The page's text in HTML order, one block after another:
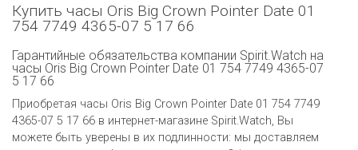
Купить часы Oris Big Crown Pointer Date 01
754 7749 4365-07 5 17 66
Гарантийные обязательства компании Spirit.Watch на
часы Oris Big Crown Pointer Date 01 754 7749 4365-07
5 17 66
Приобретая часы Oris Big Crown Pointer Date 01 754 7749
4365-07 5 17 66 в интернет-магазине Spirit.Watch, Вы
можете быть уверены в их подлинности: мы доставляем